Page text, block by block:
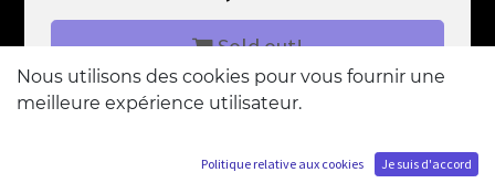
Sold out!
M'ajouter à la liste d'attente
Nous utilisons des cookies pour vous fournir une
meilleure expérience utilisateur.
Politique relative aux cookies Je suis d'accord